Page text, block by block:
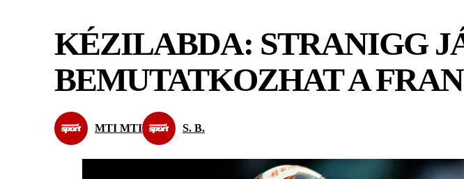
KÉZILABDA: STRANIGG
BEMUTATKOZHAT A
MTI MTI S. B.